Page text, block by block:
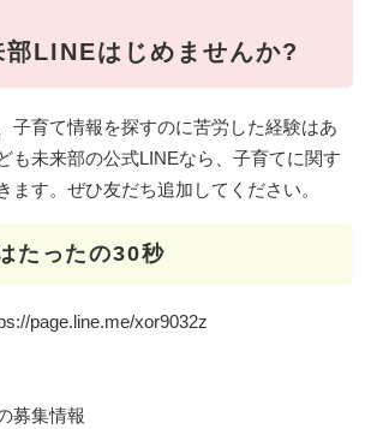
部LINEはじめませんか?
子育て情報を探すのに苦労した経験はあ
も未来部の公式LINEなら、子育てに関す
ます。ぜひ友だち追加してください。
たったの30秒
page.line.me/xor9032z
募集情報